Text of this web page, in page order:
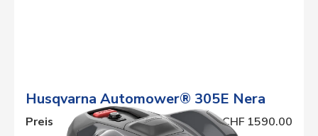
Husqvarna Automower® 305E Nera
Preis CHF 1590.00